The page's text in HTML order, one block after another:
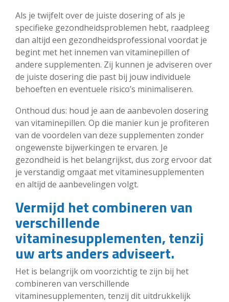
Als je twijfelt over de juiste dosering of als je
specifieke gezondheidsproblemen hebt, raadpleeg
dan altijd een gezondheidsprofessional voordat je
begint met het innemen van vitaminepillen of
andere supplementen. Zij kunnen je adviseren over
de juiste dosering die past bij jouw individuele
behoeften en eventuele risico’s minimaliseren.
Onthoud dus: houd je aan de aanbevolen dosering
van vitaminepillen. Op die manier kun je profiteren
van de voordelen van deze supplementen zonder
ongewenste bijwerkingen te ervaren. Je
gezondheid is het belangrijkst, dus zorg ervoor dat
je verstandig omgaat met vitaminesupplementen
en altijd de aanbevelingen volgt.
Vermijd het combineren van
verschillende
vitaminesupplementen, tenzij
uw arts anders adviseert.
Het is belangrijk om voorzichtig te zijn bij het
combineren van verschillende
vitaminesupplementen, tenzij dit uitdrukkelijk